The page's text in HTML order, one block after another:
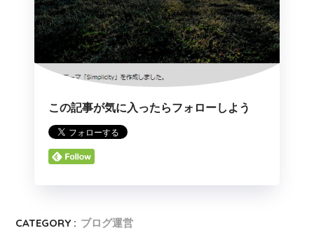
この記事が気に入ったらフォローしよう
CATEGORY : ブログ運営